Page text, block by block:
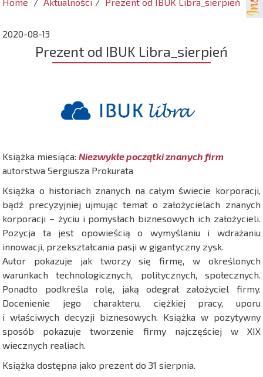
2020-08-13
Prezent od IBUK Libra_sierpień
Książka miesiąca:Niezwykłe początki znanych firm
autorstwa Sergiusza Prokurata
Książka o historiach znanych na całym świecie korporacji,
bądź precyzyjniej ujmując temat o założycielach znanych
korporacji – życiu i pomysłach biznesowych ich założycieli.
Pozycja ta jest opowieścią o wymyślaniu i wdrażaniu
innowacji, przekształcania pasji w gigantyczny zysk.
Autor pokazuje jak tworzy się firmę, w określonych
warunkach technologicznych, politycznych, społecznych.
Ponadto podkreśla rolę, jaką odegrał założyciel firmy.
Docenienie jego charakteru, ciężkiej pracy, uporu
i właściwych decyzji biznesowych. Książka w pozytywny
sposób pokazuje tworzenie firmy najczęściej w XIX
wiecznych realiach.
Książka dostępna jako prezent do 31 sierpnia.